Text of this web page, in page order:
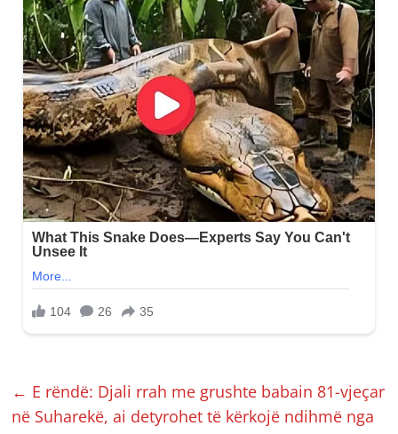
← E rëndë: Djali rrah me grushte babain 81-vjeçar
në Suharekë, ai detyrohet të kërkojë ndihmë nga